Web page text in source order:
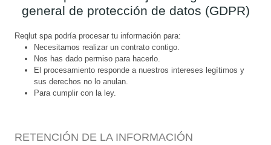
general de protección de datos (GDPR)
Reqlut spa podría procesar tu información para:
Necesitamos realizar un contrato contigo.
Nos has dado permiso para hacerlo.
El procesamiento responde a nuestros intereses legítimos y
sus derechos no lo anulan.
Para cumplir con la ley.
RETENCIÓN DE LA INFORMACIÓN